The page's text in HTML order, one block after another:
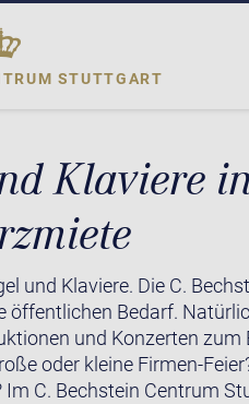
STUTTGART
Klaviere
und Klaviere. Die C.
Bedarf.
und Konzerten zum
oder kleine Firmen-
C. Bechstein Centrum